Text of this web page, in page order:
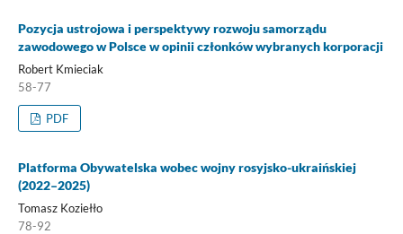
Pozycja ustrojowa i perspektywy rozwoju samorządu
zawodowego w Polsce w opinii członków wybranych korporacji
Robert Kmieciak
58-77
PDF
Platforma Obywatelska wobec wojny rosyjsko-ukraińskiej
(2022–2025)
Tomasz Koziełło
78-92